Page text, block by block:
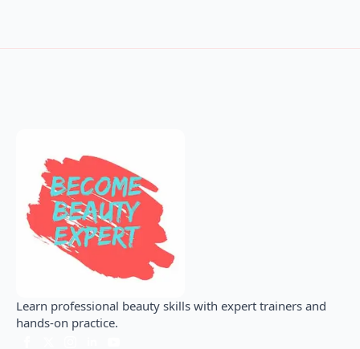
Learn professional beauty skills with expert trainers and
hands-on practice.